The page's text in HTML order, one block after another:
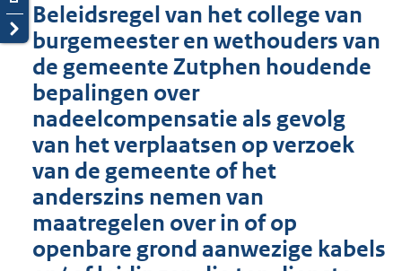
Beleidsregel van het college van
burgemeester en wethouders van
de gemeente Zutphen houdende
bepalingen over
nadeelcompensatie als gevolg
van het verplaatsen op verzoek
van de gemeente of het
anderszins nemen van
maatregelen over in of op
openbare grond aanwezige kabels